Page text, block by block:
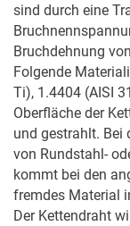
sind durch eine
Bruchdehnung
Folgende
Ti), 1.4404 (AISI
Oberfläche der
und gestrahlt. Bei
von Rundstahl-
kommt bei den
fremdes Material
Der Kettendraht